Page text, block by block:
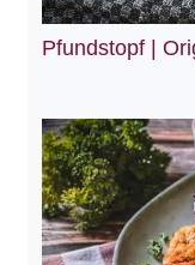
Pfundstopf |